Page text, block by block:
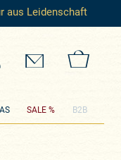
aus Leidenschaft
Login Kontakt
SALE % B2B